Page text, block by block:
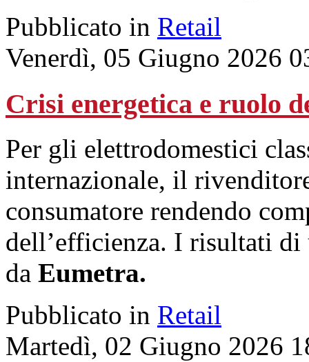
Pubblicato in Retail
Venerdì, 05 Giugno 2026
Crisi energetica e ruolo
Per gli elettrodomestici
internazionale, il
consumatore rendendo
dell’efficienza. I risultati di
da Eumetra.
Pubblicato in Retail
Martedì, 02 Giugno 2026